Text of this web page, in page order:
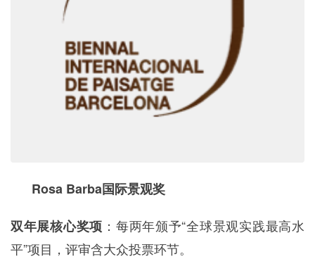
Rosa Barba国际景观奖
双年展核心奖项 ：每两年颁予“全球景观实践最高水
平”项目，评审含大众投票环节。